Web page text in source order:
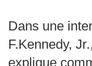
Dans une
F.Kennedy,
explique